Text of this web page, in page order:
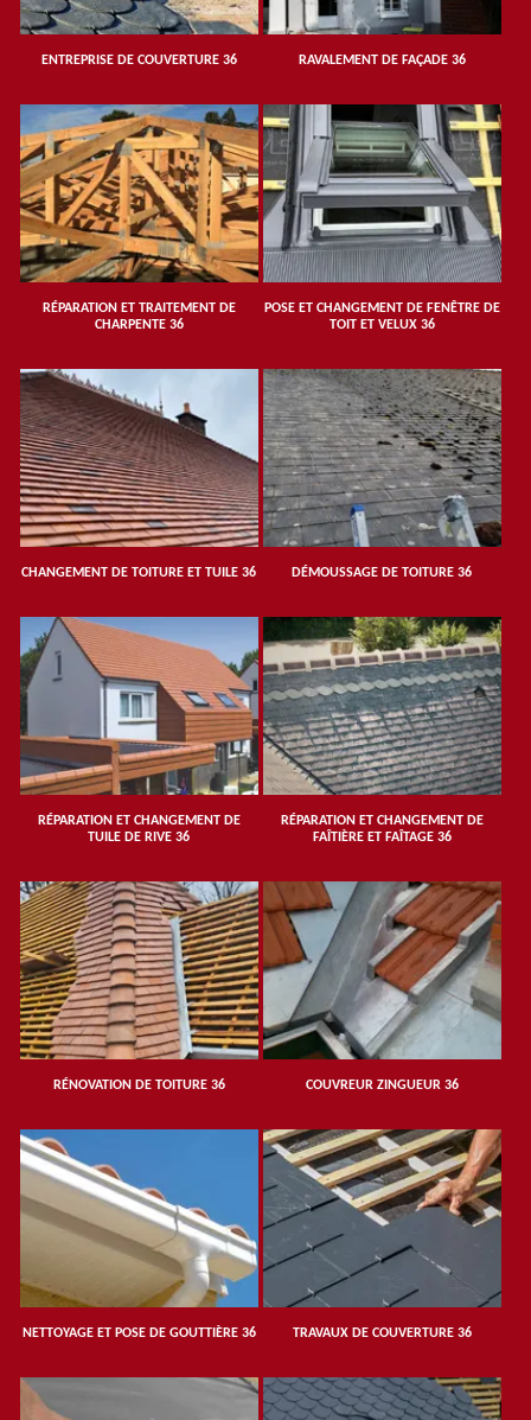
ENTREPRISE DE COUVERTURE 36 RAVALEMENT DE FAÇADE 36
RÉPARATION ET TRAITEMENT DE
CHARPENTE 36
POSE ET CHANGEMENT DE FENÊTRE DE
TOIT ET VELUX 36
CHANGEMENT DE TOITURE ET TUILE 36 DÉMOUSSAGE DE TOITURE 36
RÉPARATION ET CHANGEMENT DE
TUILE DE RIVE 36
RÉPARATION ET CHANGEMENT DE
FAÎTIÈRE ET FAÎTAGE 36
RÉNOVATION DE TOITURE 36 COUVREUR ZINGUEUR 36
NETTOYAGE ET POSE DE GOUTTIÈRE 36 TRAVAUX DE COUVERTURE 36